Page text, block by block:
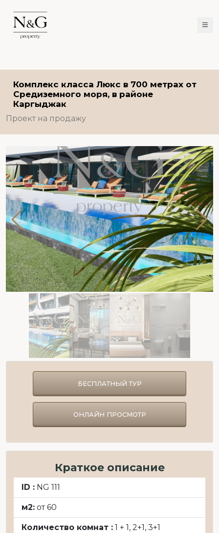
Комплекс класса Люкс в 700 метрах от
Средиземного моря, в районе
Каргыджак
Проект на продажу
БЕСПЛАТНЫЙ ТУР
ОНЛАЙН ПРОСМОТР
Краткое описание
ID : NG 111
м2: от 60
Количество комнат : 1 + 1, 2+1, 3+1